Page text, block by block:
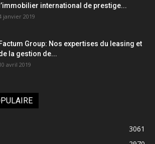
l’immobilier international de prestige...
janvier 2019
Factum Group: Nos expertises du leasing et
la gestion de...
avril 2019
3061